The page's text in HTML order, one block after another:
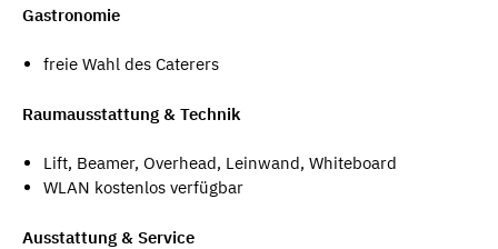
Gastronomie
freie Wahl des Caterers
Raumausstattung & Technik
Lift, Beamer, Overhead, Leinwand, Whiteboard
WLAN kostenlos verfügbar
Ausstattung & Service